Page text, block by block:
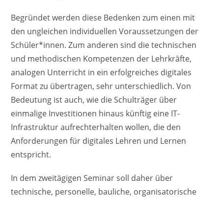
Begründet werden diese Bedenken zum einen mit
den ungleichen individuellen Voraussetzungen der
Schüler*innen. Zum anderen sind die technischen
und methodischen Kompetenzen der Lehrkräfte,
analogen Unterricht in ein erfolgreiches digitales
Format zu übertragen, sehr unterschiedlich. Von
Bedeutung ist auch, wie die Schulträger über
einmalige Investitionen hinaus künftig eine IT-
Infrastruktur aufrechterhalten wollen, die den
Anforderungen für digitales Lehren und Lernen
entspricht.
In dem zweitägigen Seminar soll daher über
technische, personelle, bauliche, organisatorische